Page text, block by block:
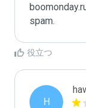
spam.
役立つ
H